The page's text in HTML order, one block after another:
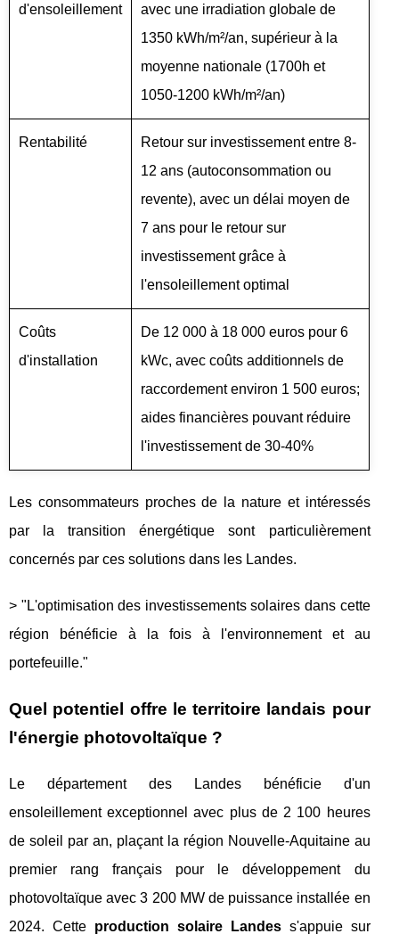
d'ensoleillement
avec une irradiation globale de
1350 kWh/m²/an, supérieur à la
moyenne nationale (1700h et
1050-1200 kWh/m²/an)
Rentabilité
Retour sur investissement entre 8-
12 ans (autoconsommation ou
revente), avec un délai moyen de
7 ans pour le retour sur
investissement grâce à
l'ensoleillement optimal
Coûts
d'installation
De 12 000 à 18 000 euros pour 6
kWc, avec coûts additionnels de
raccordement environ 1 500 euros;
aides financières pouvant réduire
l'investissement de 30-40%
Les consommateurs proches de la nature et intéressés
par la transition énergétique sont particulièrement
concernés par ces solutions dans les Landes.
> "L'optimisation des investissements solaires dans cette
région bénéficie à la fois à l'environnement et au
portefeuille."
Quel potentiel offre le territoire landais pour
l'énergie photovoltaïque ?
Le département des Landes bénéficie d'un
ensoleillement exceptionnel avec plus de 2 100 heures
de soleil par an, plaçant la région Nouvelle-Aquitaine au
premier rang français pour le développement du
photovoltaïque avec 3 200 MW de puissance installée en
2024. Cette production solaire Landess'appuie sur